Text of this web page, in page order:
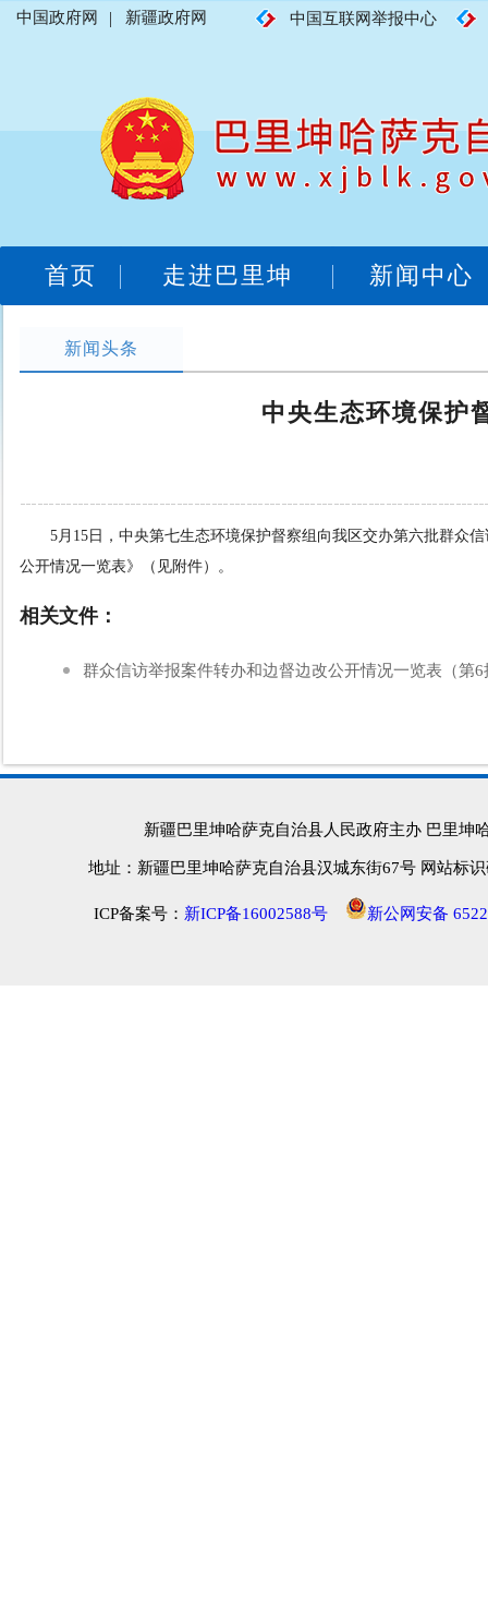
中国政府网 | 新疆政府网 中国互联网举报中心
首页 走进巴里坤 新闻中心
新闻头条
中央生态环境保护
5月15日，中央第七生态环境保护督察组向我区交办第六批群众
公开情况一览表》（见附件）。
相关文件：
群众信访举报案件转办和边督边改公开情况一览表（第6
新疆巴里坤哈萨克自治县人民政府主办 巴里坤
地址：新疆巴里坤哈萨克自治县汉城东街67号 网站标
ICP备案号： 新ICP备16002588号 新公网安备